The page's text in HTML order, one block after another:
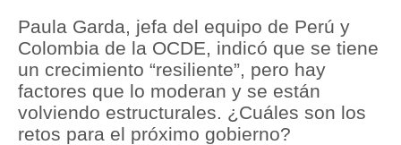
Finanzas Personales
Inmobiliarias
Plus G
Opinión
Paula Garda, jefa del equipo de Perú y
Colombia de la OCDE, indicó que se tiene
un crecimiento “resiliente”, pero hay
factores que lo moderan y se están
volviendo estructurales. ¿Cuáles son los
retos para el próximo gobierno?